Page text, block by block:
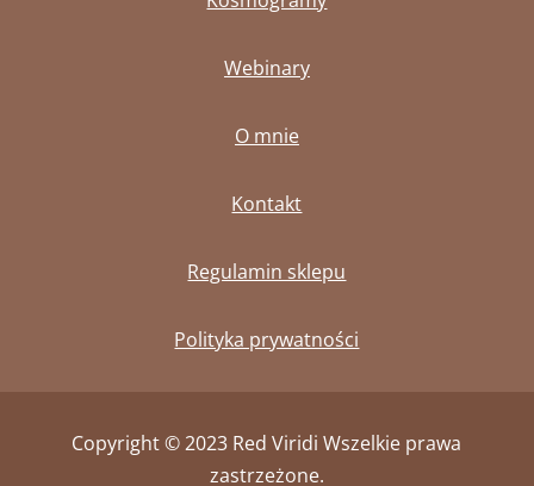
Webinary
O mnie
Kontakt
Regulamin sklepu
Polityka prywatności
Copyright © 2023 Red Viridi Wszelkie prawa
zastrzeżone.